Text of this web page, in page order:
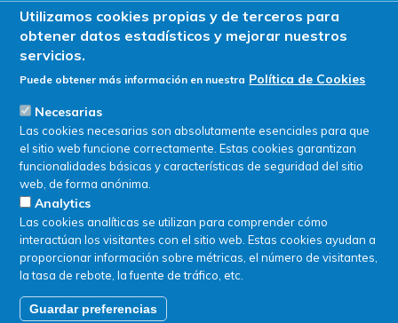
LLG
Promociones
ServiSAT
Política de privacidad
Política de Cookies
Utilizamos cookies propias y de terceros para
obtener datos estadísticos y mejorar nuestros
servicios.
Puede obtener más información en nuestra Política de Cookies
Necesarias
Las cookies necesarias son absolutamente esenciales para que
el sitio web funcione correctamente. Estas cookies garantizan
funcionalidades básicas y características de seguridad del sitio
web, de forma anónima.
Analytics
Las cookies analíticas se utilizan para comprender cómo
interactúan los visitantes con el sitio web. Estas cookies ayudan a
proporcionar información sobre métricas, el número de visitantes,
la tasa de rebote, la fuente de tráfico, etc.
Guardar preferencias